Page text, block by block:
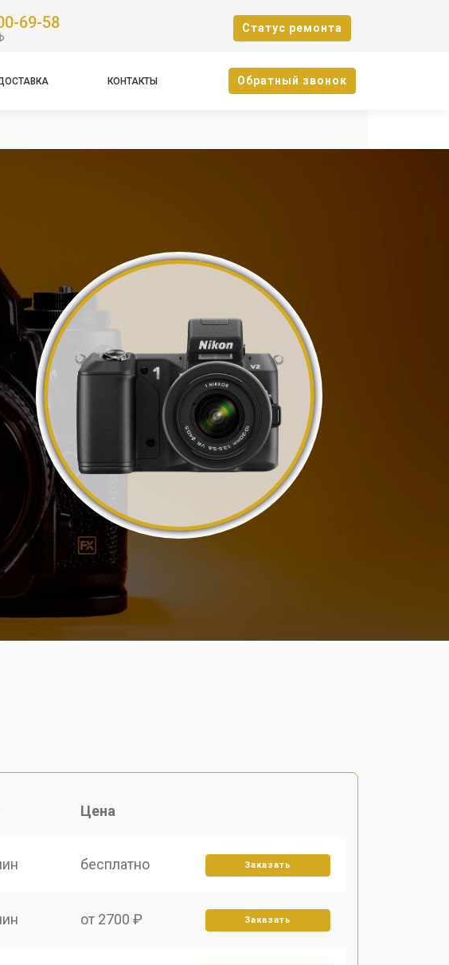
69-58 Cтатус ремонта
КОНТАКТЫ Oбратный звонок
Цена
бесплатно Заказать
от 2700 ₽ Заказать